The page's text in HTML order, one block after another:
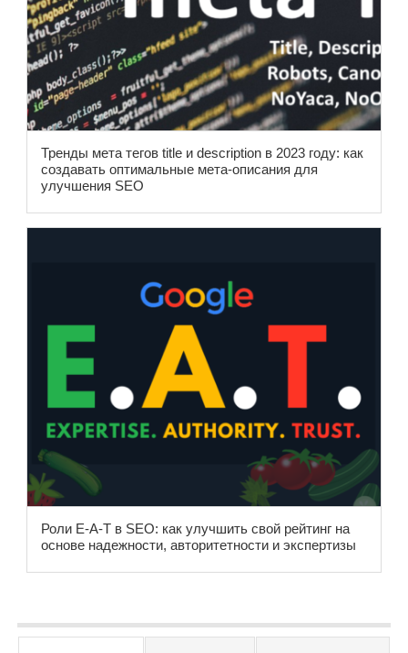
Тренды мета тегов title и description в 2023 году: как
создавать оптимальные мета-описания для
улучшения SEO
Роли E-A-T в SEO: как улучшить свой рейтинг на
основе надежности, авторитетности и экспертизы